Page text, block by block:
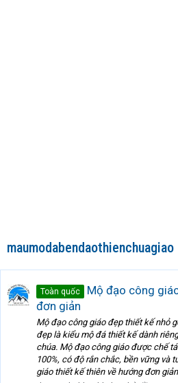
maumodabendaothienchuagiao
Toàn quốc
Mộ đạo công
đơn giản
Mộ đạo công giáo đẹp thiết kế nhỏ
đẹp là kiểu mộ đá thiết kế dành
chúa. Mộ đạo công giáo được chế
100%, có độ rắn chắc, bền vững và
giáo thiết kế thiên về hướng đơn